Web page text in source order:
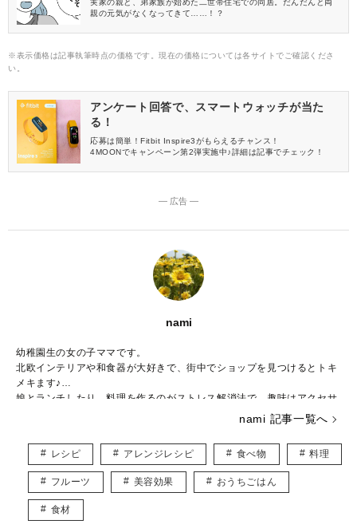
実家の親と、弟家族が始めた二世帯住宅での同居。だんだんと両
親の元気がなくなってきて……！？
※表示価格は記事執筆時点の価格です。現在の価格については各サイトでご確認くださ
い。
アンケート回答で、スマートウォッチが当た
る！
応募は簡単！Fitbit Inspire3がもらえるチャンス！
4MOONでキャンペーン第2弾実施中♪詳細は記事でチェック！
― 広告 ―
nami
幼稚園生の女の子ママです。
北欧インテリアや和食器が大好きで、街中でショップを見つけるとトキ
メキます♪
娘とランチしたり、料理を作るのがストレス解消法で、趣味はアクセサ
子ども用やペット用のアクセサリーを販売しつつ、いつかは大型犬と一
緒に暮らしたいなぁと夢見ています。
皆様に役立つ情報を、楽しくお届けしていけたらと思います♡
nami 記事一覧へ
レシピ アレンジレシピ 食べ物 料理
フルーツ 美容効果 おうちごはん
食材